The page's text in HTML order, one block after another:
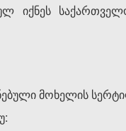
იქნეს
მოხელის